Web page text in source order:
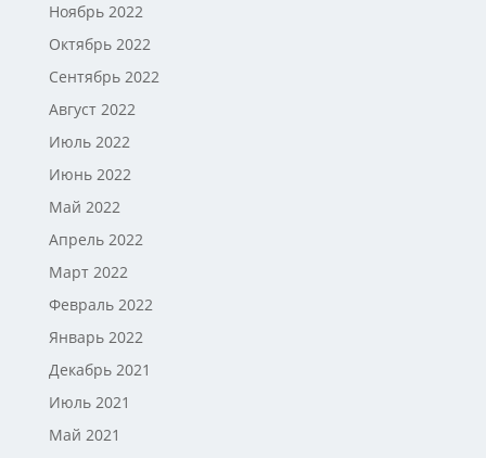
Ноябрь 2022
Октябрь 2022
Сентябрь 2022
Август 2022
Июль 2022
Июнь 2022
Май 2022
Апрель 2022
Март 2022
Февраль 2022
Январь 2022
Декабрь 2021
Июль 2021
Май 2021